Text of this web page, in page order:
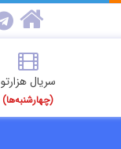
سریال هزارتو
(چهارشنبه‌ها)